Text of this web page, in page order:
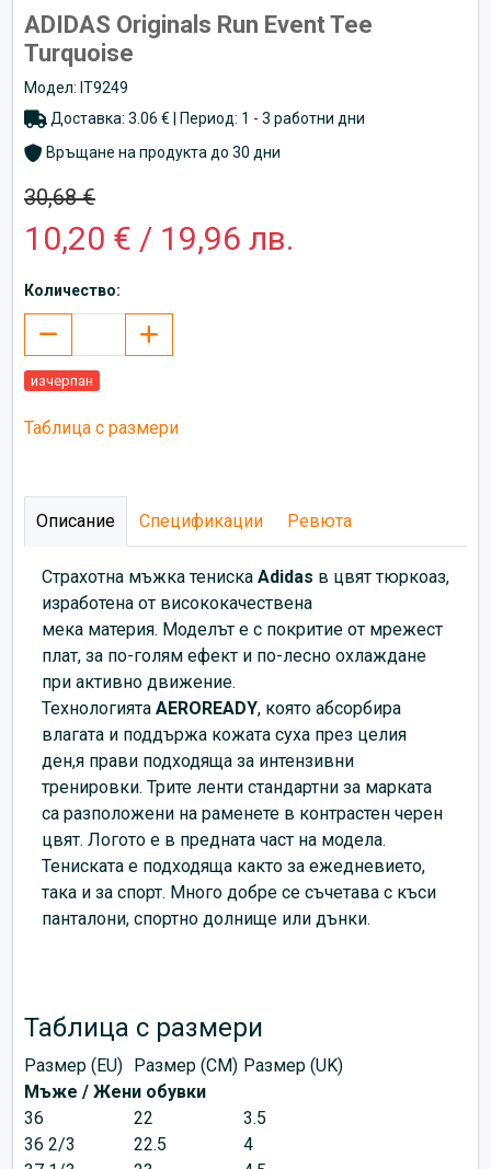
ADIDAS Originals Run Event Tee
Turquoise
Модел: IT9249
Доставка: 3.06 € | Период: 1 - 3 работни дни
Връщане на продукта до 30 дни
30,68 €
10,20 € / 19,96 лв.
Количество:
изчерпан
Таблица с размери
Описание Спецификации Ревюта
Страхотна мъжка тениска Adidas в цвят тюркоаз,
изработена от висококачествена
мека материя. Моделът е с покритие от мрежест
плат, за по-голям ефект и по-лесно охлаждане
при активно движение.
Технологията AEROREADY, която абсорбира
влагата и поддържа кожата суха през целия
ден,я прави подходяща за интензивни
тренировки. Трите ленти стандартни за марката
са разположени на раменете в контрастен черен
цвят. Логото е в предната част на модела.
Тениската е подходяща както за ежедневието,
така и за спорт. Много добре се съчетава с къси
панталони, спортно долнище или дънки.
Таблица с размери
Размер (EU) Размер (CM) Размер (UK)
Мъже / Жени обувки
36
22
3.5
36 2/3
22.5
4